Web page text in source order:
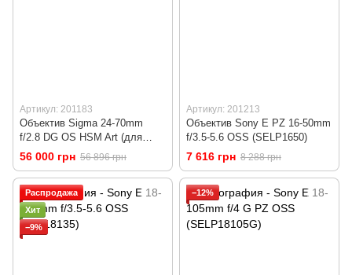
Артикул: 201183
Объектив Sigma 24-70mm
f/2.8 DG OS HSM Art (для
Canon)
56 000 грн 56 896 грн
Артикул: 201213
Объектив Sony E PZ 16-50mm
f/3.5-5.6 OSS (SELP1650)
7 616 грн 8 288 грн
Распродажа
Хит
−9%
−12%